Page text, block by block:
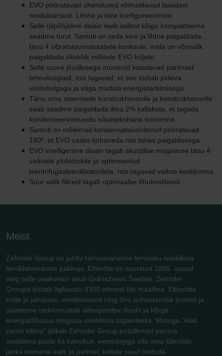
EVO pööratavad ühendused võimaldavad laialdast
modulaarsust. Lihtne ja kiire konfigureerimine.
Selle ülipõhjaline disain teeb sellest kõige kompaktsema
seadme turul. Samuti on seda kiire ja lihtne paigaldada
tänu 4 vibratsioonivastasele konksule, mida on võimalik
paigaldada ükskõik millisele EVO küljele.
Selle suure jõudlusega mootorid kasutavad parimaid
tehnoloogiaid, mis tagavad, et see töötab pideva
vooluhulgaga ja väga madala energiatarbimisega.
Tänu oma sisemisele konstruktsioonile ja konstruktsioonile
saab seadme paigaldada ilma 2% kallakuta, et tagada
kondenseerimisvoolu nõuetekohane toimimine.
Samuti on mõlemad kondensatsioonitorud pööratavad
180º, et EVO saaks kohaneda mis tahes paigaldusega.
EVO intelligentne disain tagab akustilise mugavuse tänu 4
vaiksele plokkhokile ja optimeeritud
tsentrifugaalventilaatoritele, mis tagavad vaikse keskkonna.
Suur valik filtreid tagab optimaalse õhukvaliteedi.
Meist
Zehnder Group on juhtiv rahvusvaheline tervisliku sisekliima
terviklahenduste pakkuja. Ettevõte on asutatud 1895. aastal
ning selle peakontor asub Gränichenis Šveitsis. Zehnder
Groupis töötab ligikaudu 3300 inimest üle maailma. Ettevõtte
kütte ja jahutuse, ventilatsiooni ning õhu puhastamise tooteid ja
süsteeme iseloomustab silmapaistev disain ja kõrge
energiatõhusus mugava sisekliima tagamiseks. Motoga "Alati
parim kliima" jätkab Zehnder Group püüdlemist parima
sisekliima poole ka tulevikus, eesmärgiga olla oma klientide
jaoks esimene valik ja partner, kellele saad toetuda.